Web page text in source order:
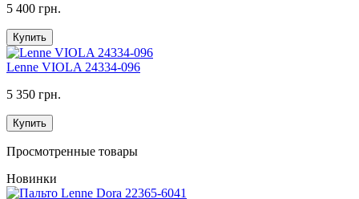
5 400 грн.
Купить
Lenne VIOLA 24334-096
5 350 грн.
Купить
Просмотренные товары
Новинки